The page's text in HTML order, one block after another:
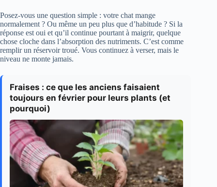
Posez-vous une question simple : votre chat mange
normalement ? Ou même un peu plus que d’habitude ? Si la
réponse est oui et qu’il continue pourtant à maigrir, quelque
chose cloche dans l’absorption des nutriments. C’est comme
remplir un réservoir troué. Vous continuez à verser, mais le
niveau ne monte jamais.
Fraises : ce que les anciens faisaient
toujours en février pour leurs plants (et
pourquoi)